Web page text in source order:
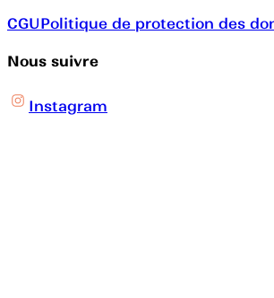
CGUPolitique de protection des
Nous suivre
Instagram